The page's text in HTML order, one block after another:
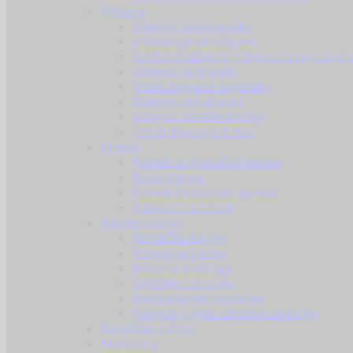
Džepovi
Džepovi za spremnike
Višenamjenski džepovi
Sanitetski džepovi / džepovi za prvu
Džepovi za granate
Vreće za prazne spremike
Džepovi za hidraciju
Džepovi za radio uređaje
Ostali džepovi i dodaci
Futrole
Futrole za opasače i remene
Butne futrole
Futrole za dodatnu opremu
Adapteri za futrole
Kacige i dodaci
Balističke kacige
Polimerne kacige
Navlake za kacige
Svjetiljke za kacige
Razni adapteri za kacige
Džepovi s protu-utezima za kacige
Balistička zaštita
Narukvice